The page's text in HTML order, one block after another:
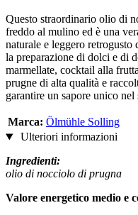
Questo straordinario olio di
freddo al mulino ed è una
naturale e leggero retrogusto
la preparazione di dolci e di
marmellate, cocktail alla
prugne di alta qualità e
garantire un sapore unico nel
Marca: Ölmühle Solling
Ulteriori informazioni
Ingredienti:
olio di nocciolo di prugna
Valore energetico medio e